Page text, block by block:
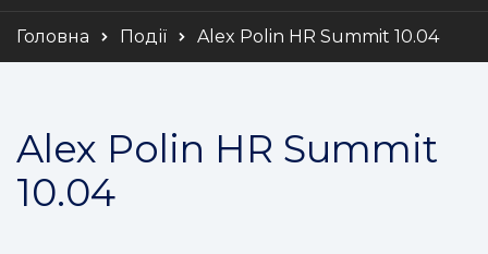
Головна Події Alex Polin HR Summit 10.04
Alex Polin HR Summit
10.04